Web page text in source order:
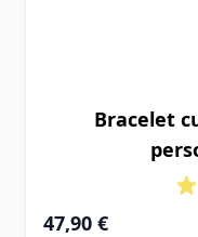
Bracelet
47,90 €